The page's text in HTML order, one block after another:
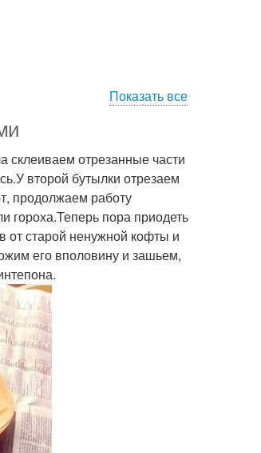
Показать все
отрезанные части
второй бутылки отрезаем
продолжаем работу
гороха.Теперь пора приодеть
от старой ненужной кофты и
его вполовину и зашьем,